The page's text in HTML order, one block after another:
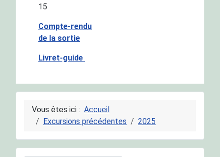
15
Compte-rendu
de la sortie
Livret-guide
Vous êtes ici : Accueil
Excursions précédentes
2025